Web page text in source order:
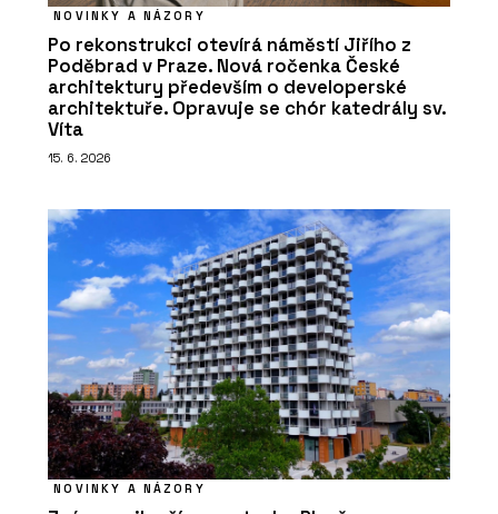
NOVINKY A NÁZORY
Po rekonstrukci otevírá náměstí Jiřího z
Poděbrad v Praze. Nová ročenka České
architektury především o developerské
architektuře. Opravuje se chór katedrály sv.
Víta
15. 6. 2026
NOVINKY A NÁZORY